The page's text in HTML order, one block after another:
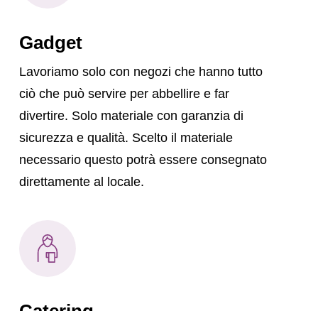
Gadget
Lavoriamo solo con negozi che hanno tutto
ciò che può servire per abbellire e far
divertire. Solo materiale con garanzia di
sicurezza e qualità. Scelto il materiale
necessario questo potrà essere consegnato
direttamente al locale.